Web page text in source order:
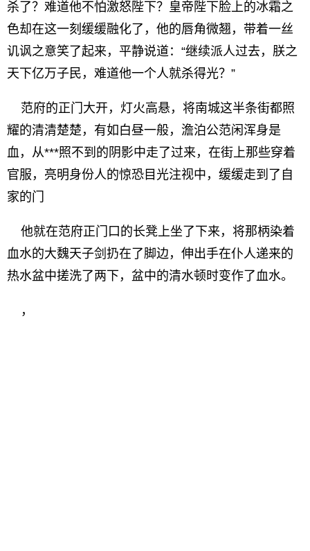
杀了？难道他不怕激怒陛下？皇帝陛下脸上的冰霜之
色却在这一刻缓缓融化了，他的唇角微翘，带着一丝
讥讽之意笑了起来，平静说道：“继续派人过去，朕之
天下亿万子民，难道他一个人就杀得光？”
范府的正门大开，灯火高悬，将南城这半条街都照
耀的清清楚楚，有如白昼一般，澹泊公范闲浑身是
血，从***照不到的阴影中走了过来，在街上那些穿着
官服，亮明身份人的惊恐目光注视中，缓缓走到了自
家的门
他就在范府正门口的长凳上坐了下来，将那柄染着
血水的大魏天子剑扔在了脚边，伸出手在仆人递来的
热水盆中搓洗了两下，盆中的清水顿时变作了血水。
，